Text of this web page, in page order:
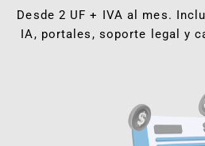
Desde 2 UF + IVA al mes.
IA, portales, soporte legal y